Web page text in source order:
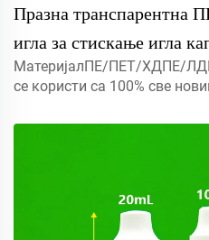
Празна транспарентна
игла за стискање игла
капацитет са печатом и
МатеријалПЕ/ПЕТ/ХДПЕ/
се користи са 100% све
амбалажу